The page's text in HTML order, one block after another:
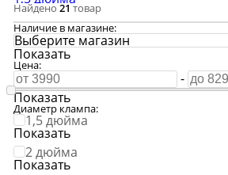
Дубовые бочки и кадки
Виноделие
Сыроварение
3 дюйма
2 дюйма
На 20 литров
На 30 литров
На 37 литров
На 55 литров
Wein
Крышки для кубов
ПВК
Найдено21товар
Наличие в магазине:
Выберите магазин
Показать
Цена:
-
Показать
Диаметр клампа:
1,5 дюйма
Показать
2 дюйма
Показать